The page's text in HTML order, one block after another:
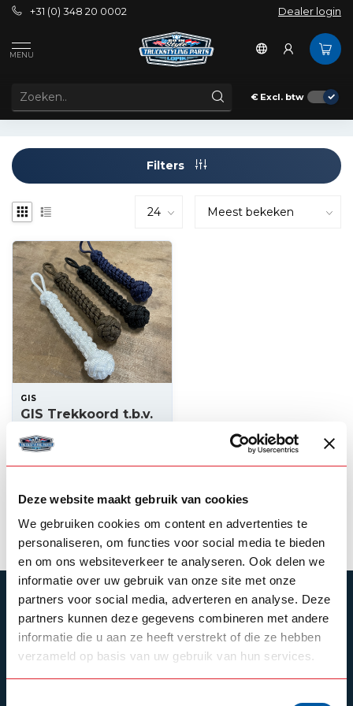
Deze website maakt gebruik van cookies
We gebruiken cookies om content en advertenties te
personaliseren, om functies voor social media te bieden
en om ons websiteverkeer te analyseren. Ook delen we
informatie over uw gebruik van onze site met onze
partners voor social media, adverteren en analyse. Deze
partners kunnen deze gegevens combineren met andere
informatie die u aan ze heeft verstrekt of die ze hebben
verzameld op basis van uw gebruik van hun services.
+31 (0) 348 20 0002 Dealer login
MENU
€ Excl. btw
Tags
PRODUCTEN GETAGD MET CHORD FOR AIRHORNS
Filters
GIS
GIS Trekkoord t.b.v.
luchtventiel
ABONNEER JE OP ONZE NIEUWSBRIEF
Blijf op de hoogte over onze laatste acties